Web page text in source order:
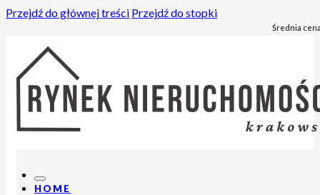
Przejdź do głównej treści Przejdź do stopki
Średnia
HOME